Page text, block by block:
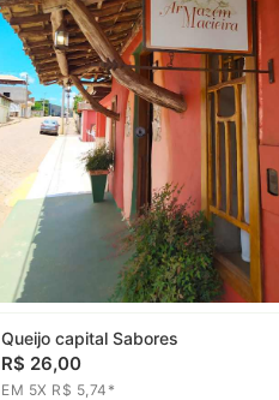
Queijo capital Sabores
R$ 26,00
EM 5X R$ 5,74*